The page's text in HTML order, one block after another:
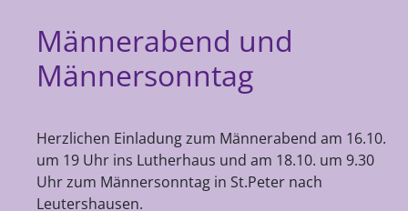
Männerabend und
Männersonntag
Herzlichen Einladung zum Männerabend am 16.10.
um 19 Uhr ins Lutherhaus und am 18.10. um 9.30
Uhr zum Männersonntag in St.Peter nach
Leutershausen.